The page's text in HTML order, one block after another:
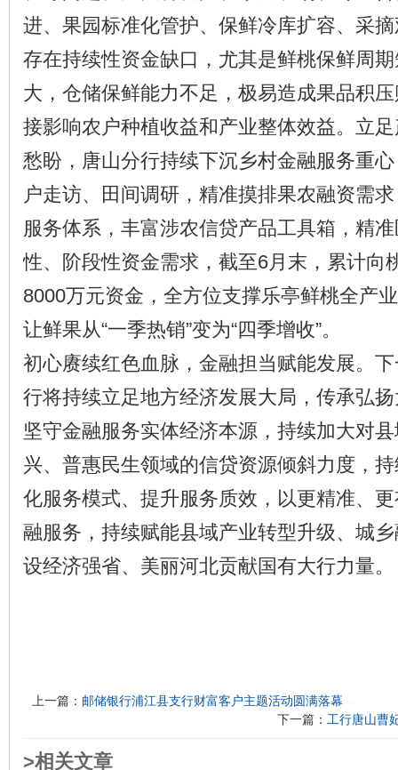
进、果园标准化管护、保鲜冷库扩容、采
存在持续性资金缺口，尤其是鲜桃保鲜周
大，仓储保鲜能力不足，极易造成果品积
接影响农户种植收益和产业整体效益。立
愁盼，唐山分行持续下沉乡村金融服务重
户走访、田间调研，精准摸排果农融资需
服务体系，丰富涉农信贷产品工具箱，精
性、阶段性资金需求，截至6月末，累计向
8000万元资金，全方位支撑乐亭鲜桃全产
让鲜果从“一季热销”变为“四季增收”。
初心赓续红色血脉，金融担当赋能发展。
行将持续立足地方经济发展大局，传承弘
坚守金融服务实体经济本源，持续加大对
兴、普惠民生领域的信贷资源倾斜力度，
化服务模式、提升服务质效，以更精准、
融服务，持续赋能县域产业转型升级、城
设经济强省、美丽河北贡献国有大行力量。
上一篇： 邮储银行浦江县支行财富客户主题活动圆满落幕
下一篇： 工行唐山曹
>相关文章